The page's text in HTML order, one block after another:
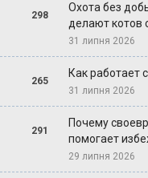
298
Охота без
делают котов
31 липня 2026
265
Как работает
31 липня 2026
291
Почему
помогает
29 липня 2026